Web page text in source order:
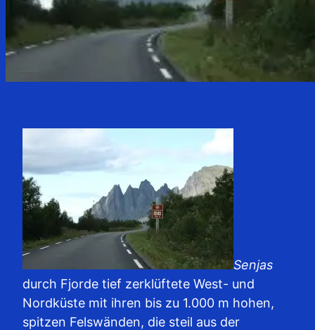
Senjas
durch Fjorde tief zerklüftete West- und
Nordküste mit ihren bis zu 1.000 m hohen,
spitzen Felswänden, die steil aus der